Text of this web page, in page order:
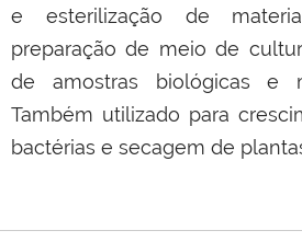
e esterilização de
preparação de meio de
de amostras biológicas e
Também utilizado para
bactérias e secagem de